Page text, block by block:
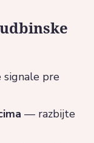
pre
— razbijte